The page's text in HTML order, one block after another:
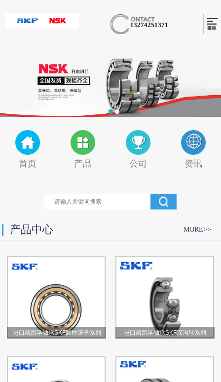
13274251371
首页 产品 公司 资讯
产品中心 MORE>>
进口斯凯孚轴承SKF圆柱滚子系列 进口斯凯孚轴承SKF深沟球系列